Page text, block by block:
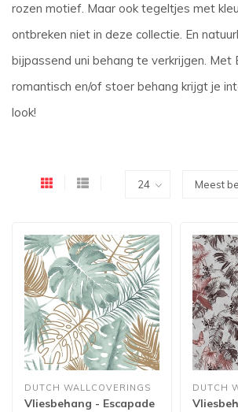
rozen motief. Maar ook tegeltjes met
ontbreken niet in deze collectie. En
bijpassend uni behang te verkrijgen. Met
romantisch en/of stoer behang krijgt je
look!
DUTCH WALLCOVERINGS
Vliesbehang - Escapade
DUTCH